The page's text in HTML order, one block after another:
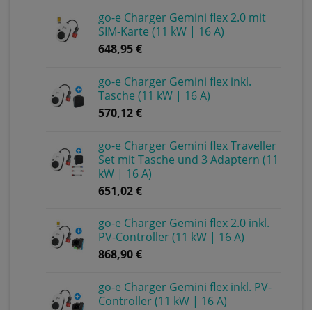
go-e Charger Gemini flex 2.0 mit
SIM-Karte (11 kW | 16 A)
648,95€
go-e Charger Gemini flex inkl.
Tasche (11 kW | 16 A)
570,12€
go-e Charger Gemini flex Traveller
Set mit Tasche und 3 Adaptern (11
kW | 16 A)
651,02€
go-e Charger Gemini flex 2.0 inkl.
PV-Controller (11 kW | 16 A)
868,90€
go-e Charger Gemini flex inkl. PV-
Controller (11 kW | 16 A)